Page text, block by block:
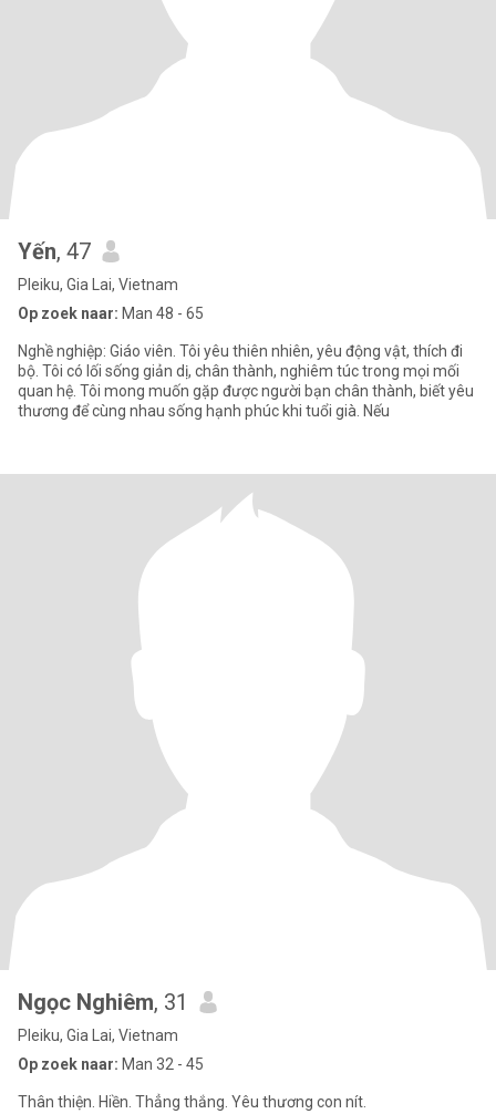
Yến, 47
Pleiku, Gia Lai, Vietnam
Op zoek naar: Man 48 - 65
Nghề nghiệp: Giáo viên. Tôi yêu thiên nhiên, yêu động vật, thích đi
bộ. Tôi có lối sống giản dị, chân thành, nghiêm túc trong mọi mối
quan hệ. Tôi mong muốn gặp được người bạn chân thành, biết yêu
thương để cùng nhau sống hạnh phúc khi tuổi già. Nếu
Ngọc Nghiêm, 31
Pleiku, Gia Lai, Vietnam
Op zoek naar: Man 32 - 45
Thân thiện. Hiền. Thẳng thắng. Yêu thương con nít.